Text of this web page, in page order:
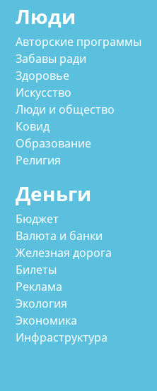
Люди
Авторские программы
Забавы ради
Здоровье
Искусство
Люди и общество
Ковид
Образование
Религия
Деньги
Бюджет
Валюта и банки
Железная дорога
Билеты
Реклама
Экология
Экономика
Инфраструктура